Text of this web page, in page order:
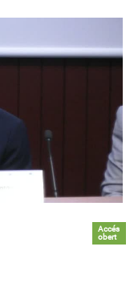
Accés
obert